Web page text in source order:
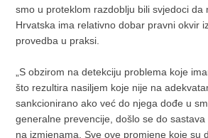
smo u proteklom razdoblju bili svjedoci da
Hrvatska ima relativno dobar pravni okvir
provedba u praksi.
„S obzirom na detekciju problema koje
što rezultira nasiljem koje nije na
sankcionirano ako već do njega dođe u
generalne prevencije, došlo se do
na izmjenama. Sve ove promjene koje su